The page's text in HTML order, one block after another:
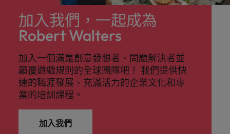
加入我們，一起成為
Robert Walters
加入一個滿是創意發想者、問題解決者並
顛覆遊戲規則的全球團隊吧！ 我們提供快
速的職涯發展、充滿活力的企業文化和專
業的培訓課程。
加入我們